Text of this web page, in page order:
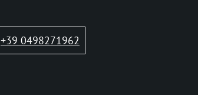
+39 0498271962